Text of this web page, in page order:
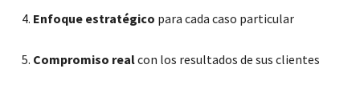
Enfoque estratégico para cada caso particular
Compromiso realcon los resultados de sus clientes